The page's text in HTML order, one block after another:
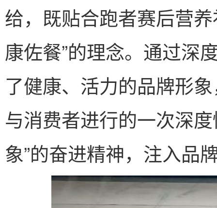
给，既贴合跑者赛后营
康佐餐”的理念。通过深
了健康、活力的品牌形
与消费者进行的一次深
象”的奋进精神，注入品